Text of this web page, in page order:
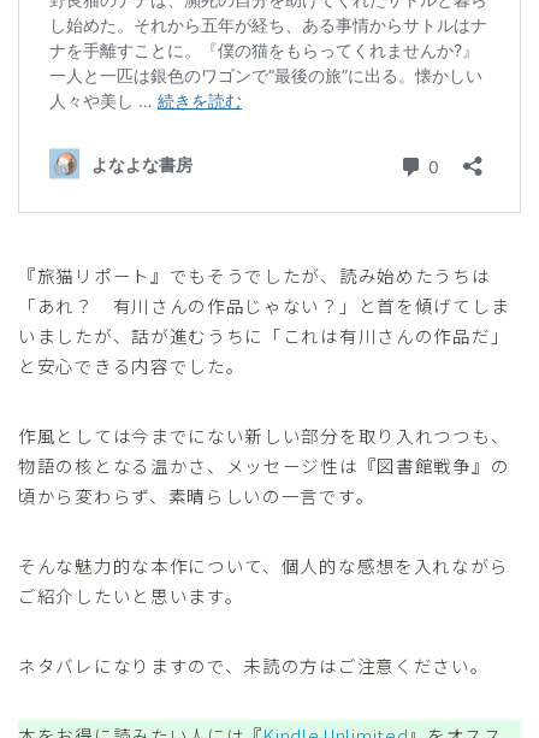
『旅猫リポート』でもそうでしたが、読み始めたうちは
「あれ？ 有川さんの作品じゃない？」と首を傾げてしま
いましたが、話が進むうちに「これは有川さんの作品だ」
と安心できる内容でした。
作風としては今までにない新しい部分を取り入れつつも、
物語の核となる温かさ、メッセージ性は『図書館戦争』の
頃から変わらず、素晴らしいの一言です。
そんな魅力的な本作について、個人的な感想を入れながら
ご紹介したいと思います。
ネタバレになりますので、未読の方はご注意ください。